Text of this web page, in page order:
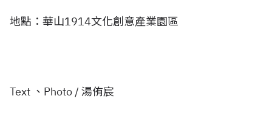
地點：華山1914文化創意產業園區
Text 、Photo / 湯侑宸